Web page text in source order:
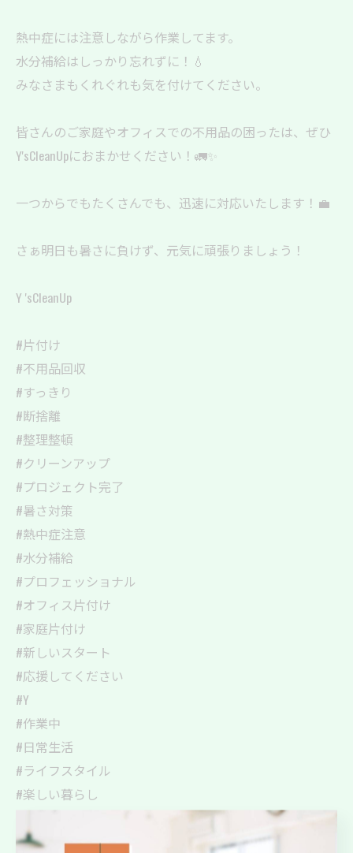
熱中症には注意しながら作業してます。
水分補給はしっかり忘れずに！💧
みなさまもくれぐれも気を付けてください。
皆さんのご家庭やオフィスでの不用品の困ったは、ぜひ
Y'sCleanUpにおまかせください！🚛✨
一つからでもたくさんでも、迅速に対応いたします！💼
さぁ明日も暑さに負けず、元気に頑張りましょう！
Y 'sCleanUp
#片付け
#不用品回収
#すっきり
#断捨離
#整理整頓
#クリーンアップ
#プロジェクト完了
#暑さ対策
#熱中症注意
#水分補給
#プロフェッショナル
#オフィス片付け
#家庭片付け
#新しいスタート
#応援してください
#Y
#作業中
#日常生活
#ライフスタイル
#楽しい暮らし
#片付けプロ